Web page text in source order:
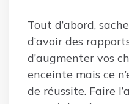
Tout d’abord,
d’avoir des
d’augmenter vos
enceinte mais ce
de réussite. Faire